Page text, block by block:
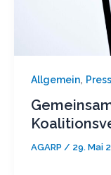
Allgemein,
AGARP / 29. Mai